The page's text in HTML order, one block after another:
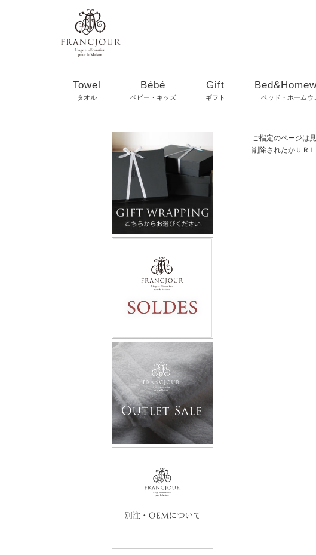
Towel
タオル
Bébé
ベビー・キッズ
Gift
ギフト ベッド・ホームウ
ご指定のページは
削除されたかＵＲ